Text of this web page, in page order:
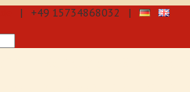
| +49 15734868032 |